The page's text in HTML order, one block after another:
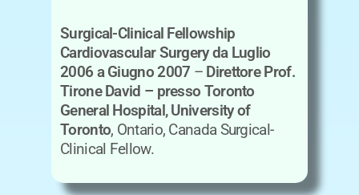
Surgical-Clinical Fellowship
Cardiovascular Surgeryda Luglio
2006 a Giugno 2007 – Direttore Prof.
Tirone David – presso Toronto
General Hospital, University of
Toronto, Ontario, Canada Surgical-
Clinical Fellow.